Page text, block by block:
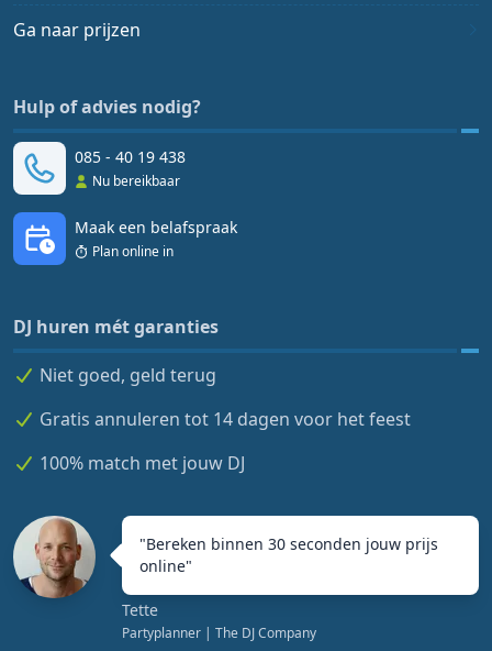
Ga naar prijzen
Hulp of advies nodig?
085 - 40 19 438
Nu bereikbaar
Maak een belafspraak
Plan online in
DJ huren mét garanties
Niet goed, geld terug
Gratis annuleren tot 14 dagen voor het feest
100% match met jouw DJ
"Bereken binnen 30 seconden jouw prijs
online"
Tette
Partyplanner | The DJ Company